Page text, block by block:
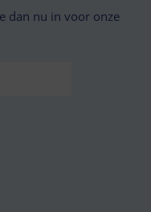
dan nu in voor onze